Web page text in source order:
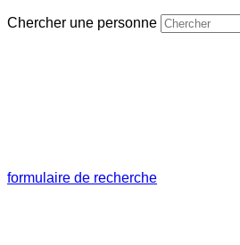
Chercher une personne
formulaire de recherche